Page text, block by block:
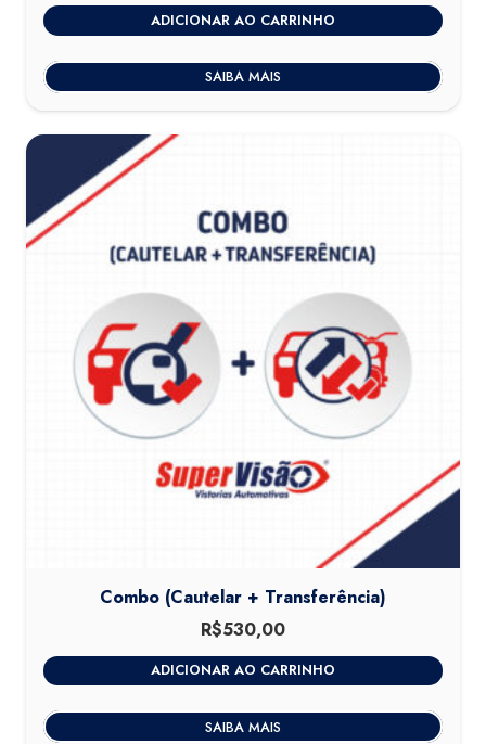
ADICIONAR AO CARRINHO
SAIBA MAIS
Combo (Cautelar + Transferência)
R$530,00
ADICIONAR AO CARRINHO
SAIBA MAIS